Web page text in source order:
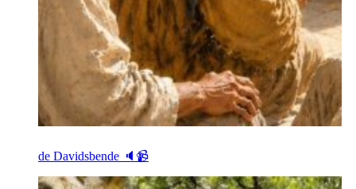
de Davidsbende 🔈📹